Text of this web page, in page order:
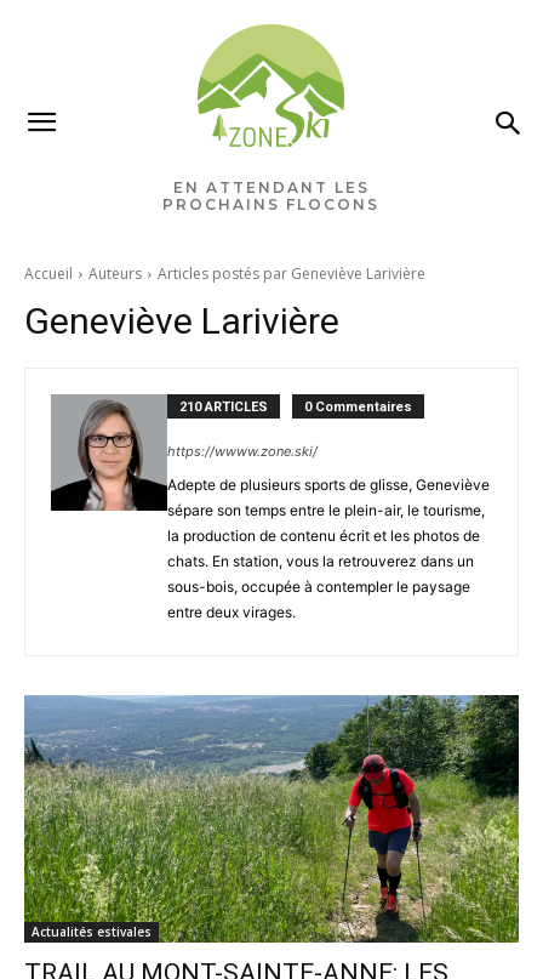
EN ATTENDANT LES
PROCHAINS FLOCONS
Accueil Auteurs Articles postés par Geneviève Larivière
Geneviève Larivière
210 ARTICLES 0 Commentaires
https://wwww.zone.ski/
Adepte de plusieurs sports de glisse, Geneviève
sépare son temps entre le plein-air, le tourisme,
la production de contenu écrit et les photos de
chats. En station, vous la retrouverez dans un
sous-bois, occupée à contempler le paysage
entre deux virages.
Actualités estivales
TRAIL AU MONT-SAINTE-ANNE: LES